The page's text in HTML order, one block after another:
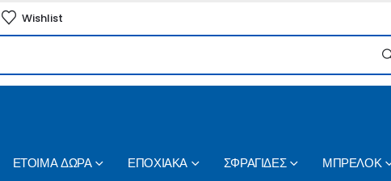
Wishlist
ΕΤΟΙΜΑ ΔΩΡΑ ΕΠΟΧΙΑΚΑ ΣΦΡΑΓΙΔΕΣ ΜΠΡΕΛΟΚ